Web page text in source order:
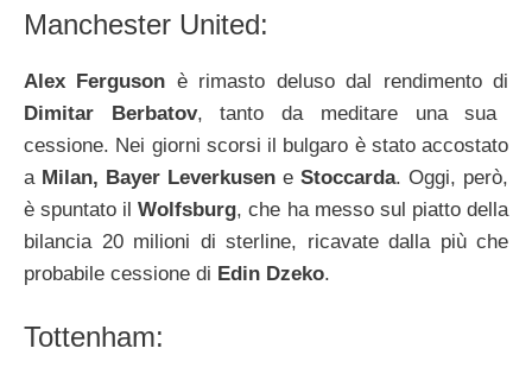
Manchester United:
Alex Ferguson è rimasto deluso dal rendimento di
Dimitar Berbatov, tanto da meditare una sua
cessione. Nei giorni scorsi il bulgaro è stato accostato
a Milan, Bayer Leverkusen e Stoccarda. Oggi, però,
è spuntato il Wolfsburg, che ha messo sul piatto della
bilancia 20 milioni di sterline, ricavate dalla più che
probabile cessione di Edin Dzeko.
Tottenham: